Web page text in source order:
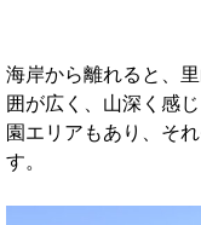
海岸から離れると、
囲が広く、山深く感
園エリアもあり、そ
す。